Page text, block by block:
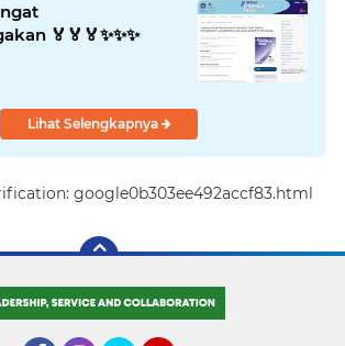
🏅🏅🏅✨️✨️✨️
Lihat Selengkapnya
google0b303ee492accf83.html